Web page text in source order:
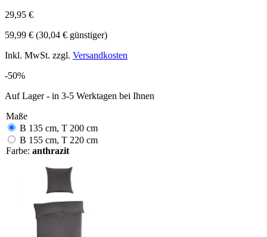
29,95 €
59,99 € (30,04 € günstiger)
Inkl. MwSt. zzgl. Versandkosten
-50%
Auf Lager - in 3-5 Werktagen bei Ihnen
Maße
B 135 cm, T 200 cm
B 155 cm, T 220 cm
Farbe: anthrazit